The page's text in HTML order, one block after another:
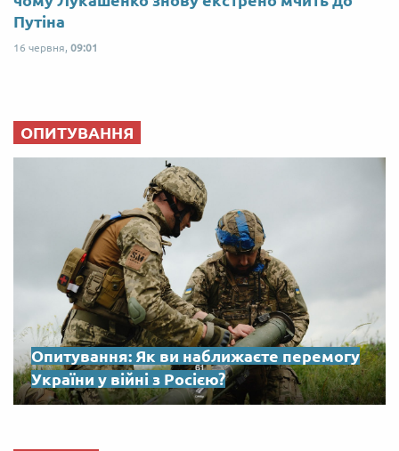
Путіна
16 червня, 09:01
ОПИТУВАННЯ
Опитування: Як ви наближаєте перемогу
України у війні з Росією?